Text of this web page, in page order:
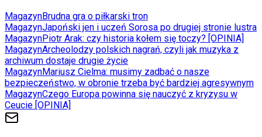
MagazynBrudna gra o piłkarski tron
MagazynJapoński jen i uczeń Sorosa po drugiej stronie lustra
MagazynPiotr Arak: czy historia kołem się toczy? [OPINIA]
MagazynArcheolodzy polskich nagrań, czyli jak muzyka z
archiwum dostaje drugie życie
MagazynMariusz Cielma: musimy zadbać o nasze
bezpieczeństwo, w obronie trzeba być bardziej agresywnym
MagazynCzego Europa powinna się nauczyć z kryzysu w
Ceucie [OPINIA]